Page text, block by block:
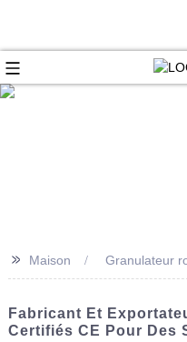
>> Maison Granulateur
Fabricant Et
Certifiés CE Pour Des